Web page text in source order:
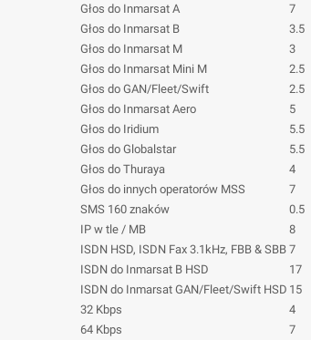
Głos do Inmarsat A
7
Głos do Inmarsat B
3.5
Głos do Inmarsat M
3
Głos do Inmarsat Mini M
2.5
Głos do GAN/Fleet/Swift
2.5
Głos do Inmarsat Aero
5
Głos do Iridium
5.5
Głos do Globalstar
5.5
Głos do Thuraya
4
Głos do innych operatorów MSS
7
SMS 160 znaków
0.5
IP w tle / MB
8
ISDN HSD, ISDN Fax 3.1kHz, FBB & SBB 7
ISDN do Inmarsat B HSD
17
ISDN do Inmarsat GAN/Fleet/Swift HSD 15
32 Kbps
4
64 Kbps
7